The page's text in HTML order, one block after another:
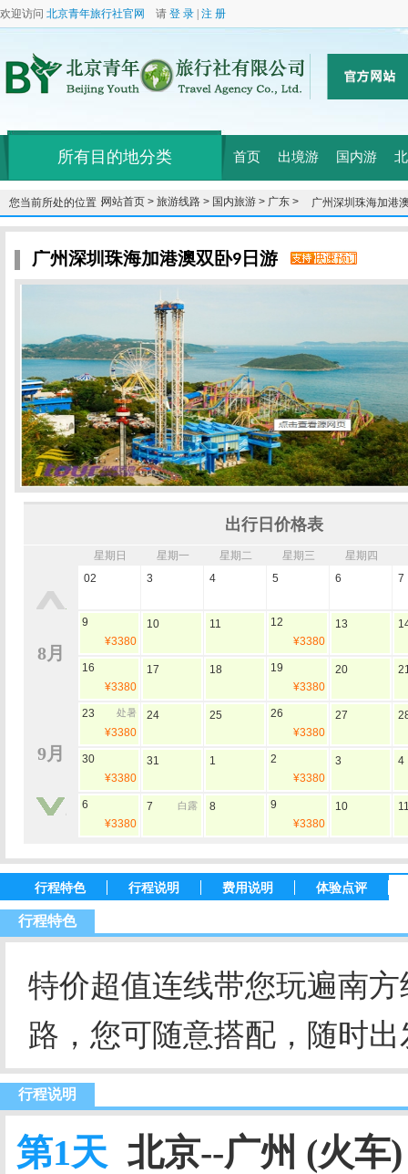
欢迎访问 北京青年旅行社官网 请 登 录 注 册
所有目的地分类 首页 出境游 国内游
您当前所处的位置：网站首页 > 旅游线路 > 国内旅游 > 广东 > 广州深圳珠海加港
广州深圳珠海加港澳双卧9日游
出行日价格表
8月
9月
星期日 星期一 星期二 星期三 星期四
02
3 4 5 6 7
9
¥3380
10 11
12
¥3380
13
16
¥3380
17 18
19
¥3380
20
23 处暑
¥3380
24 25
26
¥3380
27
30
¥3380
31 1
2
¥3380
3 4
6
¥3380
7 白露 8
9
¥3380
10
行程特色 行程说明 费用说明 体验点评
行程特色
特价超值连线带您玩遍南
路，您可随意搭配，随时
行程说明
第1天 北京--广州 (火车)